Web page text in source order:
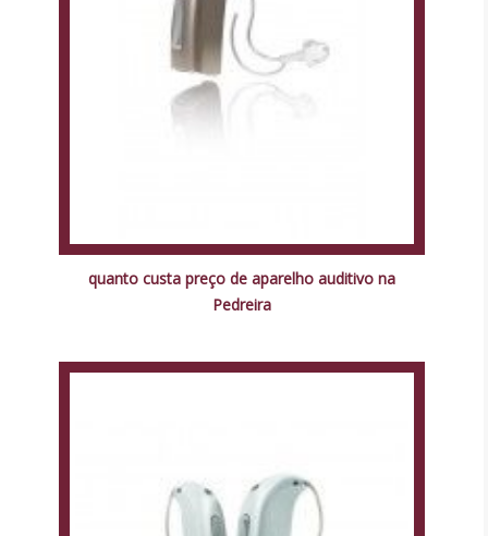
quanto custa preço de aparelho auditivo na
Pedreira